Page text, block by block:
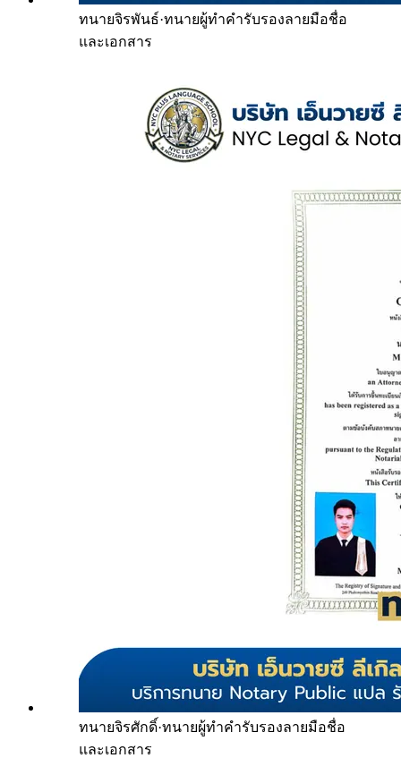
ทนายจิรพันธ์·ทนายผู้ทำคำรับรองลายมือชื่อ
และเอกสาร
ทนายจิรศักดิ์·ทนายผู้ทำคำรับรองลายมือชื่อ
และเอกสาร